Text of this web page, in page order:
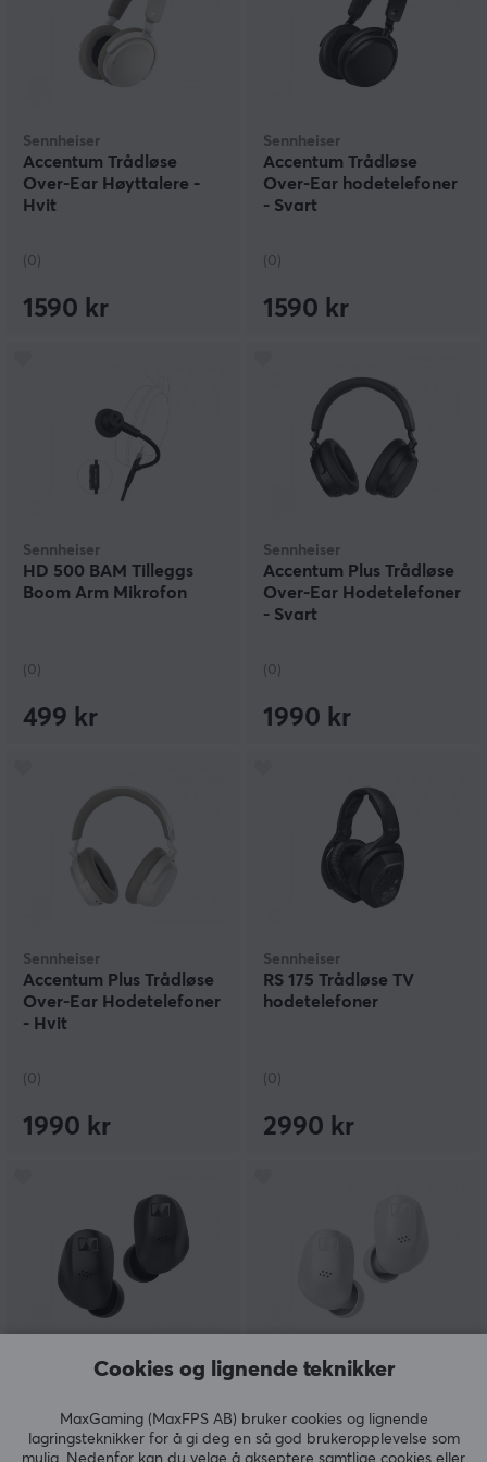
kompromissløse kvaliteten i hver komponent – fra
membranene i klokkene til teknologien i mikrofonarmen
– som gjør Sennheiser til et førstevalg for brukere som
nekter å nøye seg med noe annet enn det beste.
Sennheiser
Accentum Trådløse
Over-Ear Høyttalere -
Hvit
(0)
1590 kr
Sennheiser
Accentum Trådløse
Over-Ear hodetelefoner
- Svart
(0)
1590 kr
Sennheiser
HD 500 BAM Tilleggs
Boom Arm Mikrofon
(0)
499 kr
Sennheiser
Accentum Plus Trådløse
Over-Ear Hodetelefoner
- Svart
(0)
1990 kr
Sennheiser
Accentum Plus Trådløse
Over-Ear Hodetelefoner
- Hvit
(0)
1990 kr
Sennheiser
RS 175 Trådløse TV
hodetelefoner
(0)
2990 kr
Sennheiser
In-Ear Ørepropper -
Svart
Sennheiser
in-Ear Ørepropper - Hvit
Cookies og lignende teknikker
MaxGaming (MaxFPS AB) bruker cookies og lignende
lagringsteknikker for å gi deg en så god brukeropplevelse som
mulig. Nedenfor kan du velge å akseptere samtlige cookies eller